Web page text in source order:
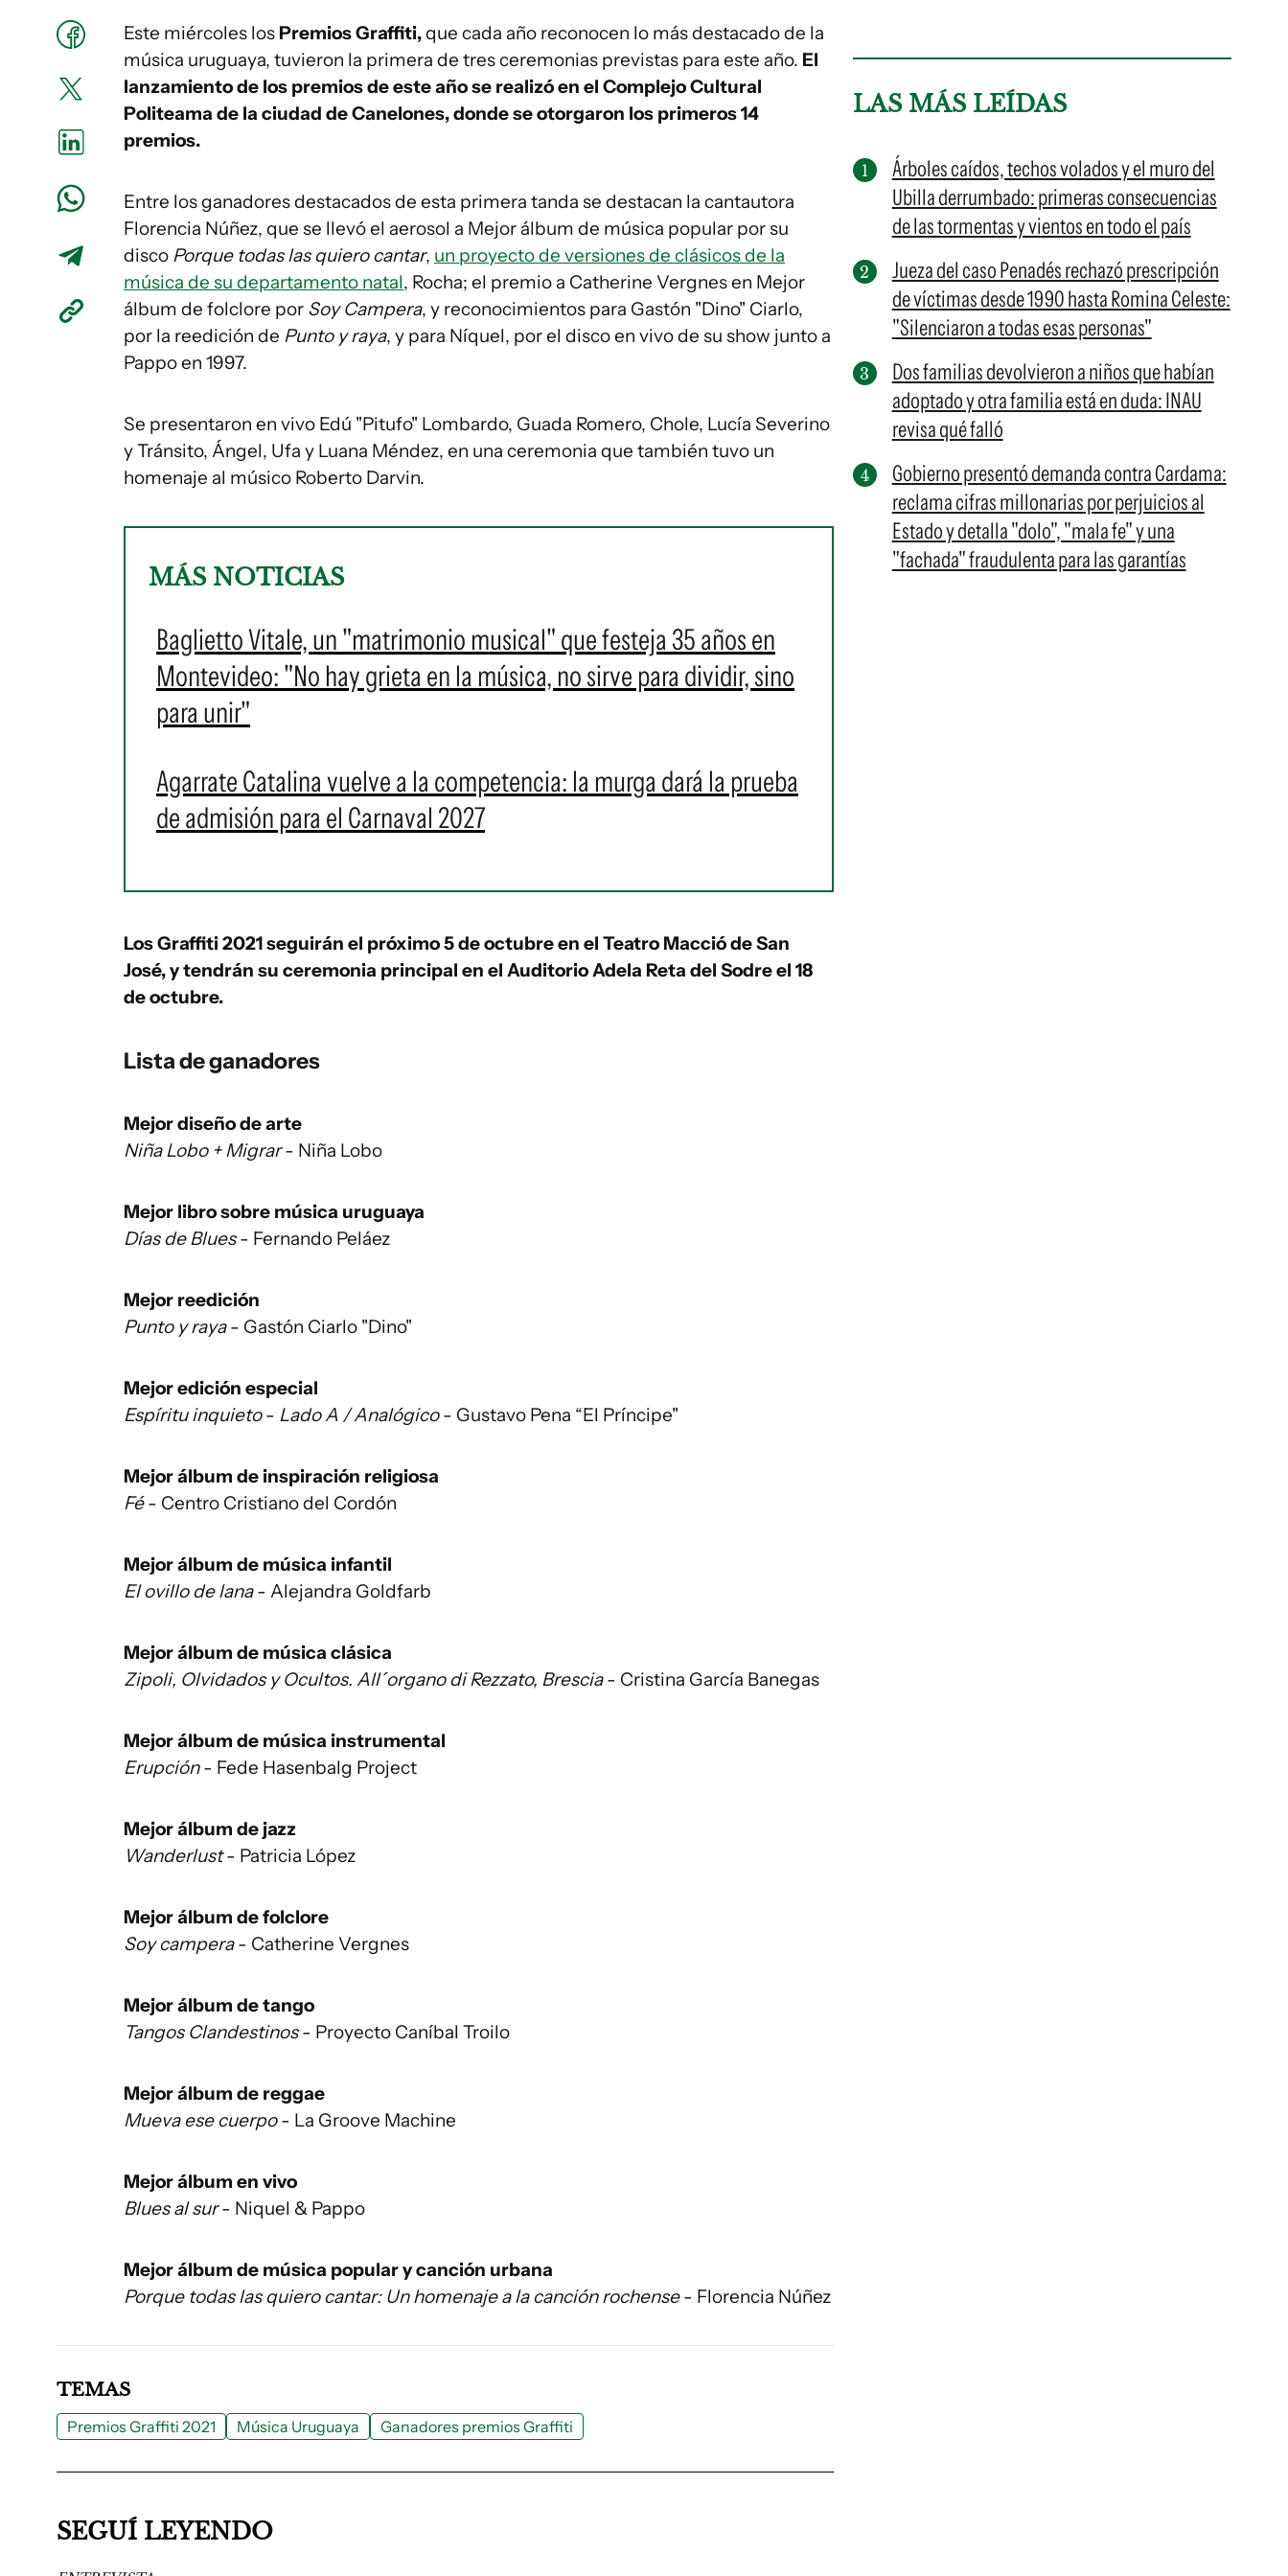
Este miércoles los Premios Graffiti,que cada año reconocen lo más destacado de la
música uruguaya, tuvieron la primera de tres ceremonias previstas para este año. El
lanzamiento de los premios de este año se realizó en el Complejo Cultural
Politeama de la ciudad de Canelones, donde se otorgaron los primeros 14
premios.
Entre los ganadores destacados de esta primera tanda se destacan la cantautora
Florencia Núñez, que se llevó el aerosol a Mejor álbum de música popular por su
disco Porque todas las quiero cantar, un proyecto de versiones de clásicos de la
música de su departamento natal, Rocha; el premio a Catherine Vergnes en Mejor
álbum de folclore por Soy Campera, y reconocimientos para Gastón "Dino" Ciarlo,
por la reedición de Punto y raya, y para Níquel, por el disco en vivo de su show junto a
Pappo en 1997.
Se presentaron en vivo Edú "Pitufo" Lombardo, Guada Romero, Chole, Lucía Severino
y Tránsito, Ángel, Ufa y Luana Méndez, en una ceremonia que también tuvo un
homenaje al músico Roberto Darvin.
MÁS NOTICIAS
Baglietto Vitale, un "matrimonio musical" que festeja 35 años en
Montevideo: "No hay grieta en la música, no sirve para dividir, sino
para unir"
Agarrate Catalina vuelve a la competencia: la murga dará la prueba
de admisión para el Carnaval 2027
Los Graffiti 2021 seguirán el próximo 5 de octubre en el Teatro Macció de San
José, y tendrán su ceremonia principal en el Auditorio Adela Reta del Sodre el 18
de octubre.
Lista de ganadores
Mejor diseño de arte
Niña Lobo + Migrar- Niña Lobo
Mejor libro sobre música uruguaya
Días de Blues- Fernando Peláez
Mejor reedición
Punto y raya- Gastón Ciarlo "Dino"
Mejor edición especial
Espíritu inquieto- Lado A / Analógico- Gustavo Pena “El Príncipe"
Mejor álbum de inspiración religiosa
Fé- Centro Cristiano del Cordón
Mejor álbum de música infantil
El ovillo de lana- Alejandra Goldfarb
Mejor álbum de música clásica
Zipoli, Olvidados y Ocultos. All´organo di Rezzato, Brescia- Cristina García Banegas
Mejor álbum de música instrumental
Erupción- Fede Hasenbalg Project
Mejor álbum de jazz
Wanderlust- Patricia López
Mejor álbum de folclore
Soy campera- Catherine Vergnes
Mejor álbum de tango
Tangos Clandestinos- Proyecto Caníbal Troilo
Mejor álbum de reggae
Mueva ese cuerpo- La Groove Machine
Mejor álbum en vivo
Blues al sur- Niquel & Pappo
Mejor álbum de música popular y canción urbana
Porque todas las quiero cantar: Un homenaje a la canción rochense- Florencia Núñez
LAS MÁS LEÍDAS
Árboles caídos, techos volados y el muro del
Ubilla derrumbado: primeras consecuencias
de las tormentas y vientos en todo el país
Jueza del caso Penadés rechazó prescripción
de víctimas desde 1990 hasta Romina Celeste:
"Silenciaron a todas esas personas"
Dos familias devolvieron a niños que habían
adoptado y otra familia está en duda: INAU
revisa qué falló
Gobierno presentó demanda contra Cardama:
reclama cifras millonarias por perjuicios al
Estado y detalla "dolo", "mala fe" y una
"fachada" fraudulenta para las garantías
TEMAS
Premios Graffiti 2021 Música Uruguaya Ganadores premios Graffiti
SEGUÍ LEYENDO